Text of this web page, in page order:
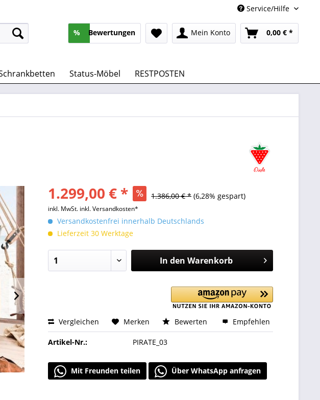
Service/Hilfe
% Bewertungen Mein Konto 0,00 € *
Status-Möbel RESTPOSTEN
1.299,00 € * 1.386,00 € * (6,28% gespart)
inkl. MwSt. inkl. Versandkosten*
Versandkostenfrei innerhalb Deutschlands
Lieferzeit 30 Werktage
In den Warenkorb
Vergleichen Merken Bewerten Empfehlen
Artikel-Nr.: PIRATE_03
Mit Freunden teilen Über WhatsApp anfragen